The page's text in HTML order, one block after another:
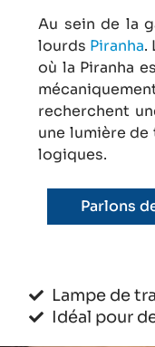
Au sein de la
lourds Piranha.
où la Piranha
recherchent
une lumière de
logiques.
Parlons
Lampe de
Idéal pour